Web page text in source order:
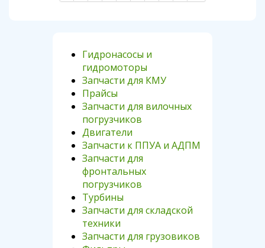
Гидронасосы и
гидромоторы
Запчасти для КМУ
Прайсы
Запчасти для вилочных
погрузчиков
Двигатели
Запчасти к ППУА и АДПМ
Запчасти для
фронтальных
погрузчиков
Турбины
Запчасти для складской
техники
Запчасти для грузовиков